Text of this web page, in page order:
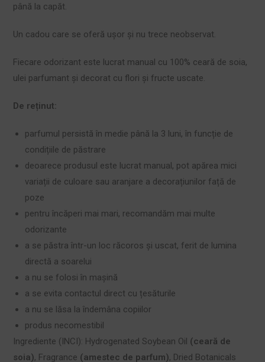
până la capăt.
Un cadou care se oferă ușor și nu trece neobservat.
Fiecare odorizant este lucrat manual cu 100% ceară de soia,
ulei parfumant și decorat cu flori și fructe uscate.
De reținut:
parfumul persistă în medie până la 3 luni, în funcție de
condițiile de păstrare
deoarece produsul este lucrat manual, pot apărea mici
variații de culoare sau aranjare a decorațiunilor față de
poze
pentru încăperi mai mari, recomandăm mai multe
odorizante
a se păstra într-un loc răcoros și uscat, ferit de lumina
directă a soarelui
a nu se folosi în mașină
a se evita contactul direct cu țesăturile
a nu se lăsa la îndemâna copiilor
produs necomestibil
Ingrediente (INCI): Hydrogenated Soybean Oil (ceară de
soia), Fragrance (amestec de parfum), Dried Botanicals